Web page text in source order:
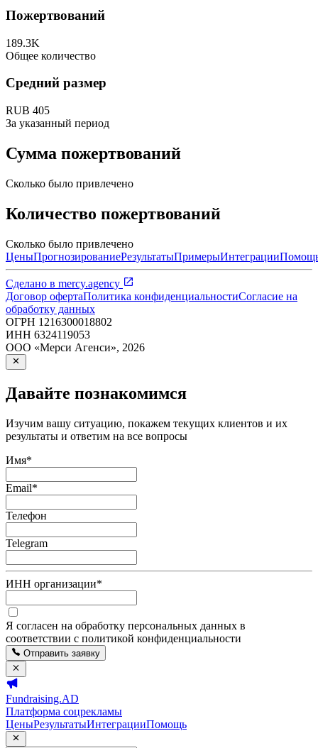
Пожертвований
189.3K
Общее количество
Средний размер
RUB 405
За указанный период
Сумма пожертвований
Сколько было привлечено
Количество пожертвований
Сколько было привлечено
ЦеныПрогнозированиеРезультатыПримерыИнтеграции
Сделано в mercy.agency
Договор офертаПолитика конфиденциальностиСогласие на
обработку данных
ОГРН 1216300018802
ИНН 6324119053
ООО «Мерси Агенси», 2026
Давайте познакомимся
Изучим вашу ситуацию, покажем текущих клиентов и их
результаты и ответим на все вопросы
Имя*
Email*
Телефон
Telegram
ИНН организации*
Я согласен на обработку персональных данных в
соответствии с политикой конфиденциальности
Отправить заявку
Fundraising.AD
Платформа соцрекламы
ЦеныРезультатыИнтеграцииПомощь